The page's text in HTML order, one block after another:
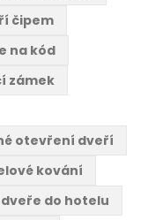
čipem
na kód
zámek
otevření dveří
kování
do hotelu